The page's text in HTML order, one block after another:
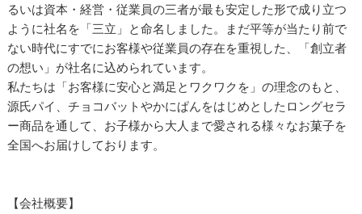
るいは資本・経営・従業員の三者が最も安定した形で成り立つ
ように社名を「三立」と命名しました。まだ平等が当たり前で
ない時代にすでにお客様や従業員の存在を重視した、「創立者
の想い」が社名に込められています。
私たちは「お客様に安心と満足とワクワクを」の理念のもと、
源氏パイ、チョコバットやかにぱんをはじめとしたロングセラ
ー商品を通して、お子様から大人まで愛される様々なお菓子を
全国へお届けしております。
【会社概要】